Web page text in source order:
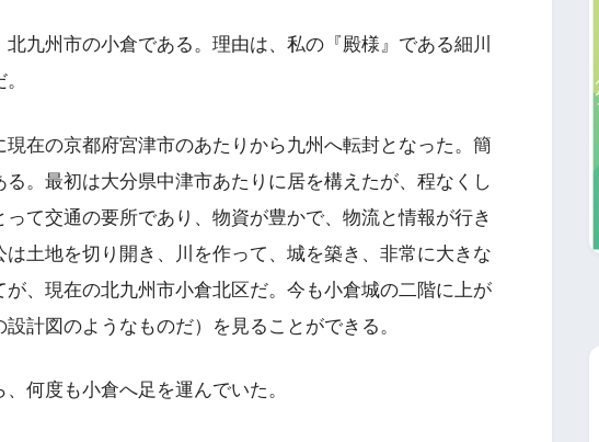
九州市の小倉である。理由は、私の『殿様』である細川
在の京都府宮津市のあたりから九州へ転封となった。簡
。最初は大分県中津市あたりに居を構えたが、程なくし
て交通の要所であり、物資が豊かで、物流と情報が行き
土地を切り開き、川を作って、城を築き、非常に大きな
、現在の北九州市小倉北区だ。今も小倉城の二階に上が
計図のようなものだ）を見ることができる。
何度も小倉へ足を運んでいた。